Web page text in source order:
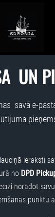
UN
savā e-
ieraksti
no DPD
norādot savu
punktu